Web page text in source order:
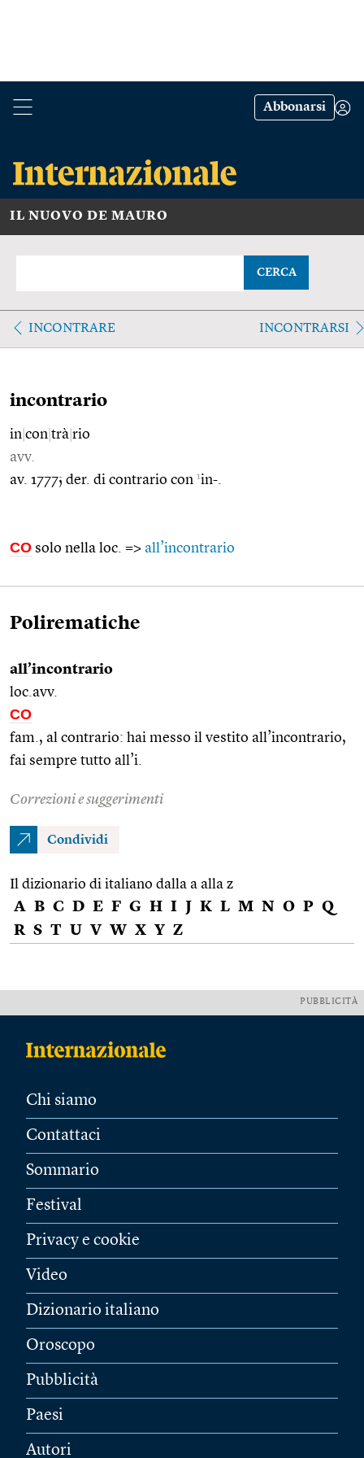
Abbonarsi
IL NUOVO DE MAURO
CERCA
INCONTRARE INCONTRARSI
incontrario
in con trà rio
avv.
av. 1777; der. di contrario con 1in-.
CO solo nella loc. => all’incontrario
Polirematiche
all’incontrario
loc.avv.
CO
fam., al contrario: hai messo il vestito all’incontrario,
fai sempre tutto all’i.
Correzioni e suggerimenti
Condividi
Il dizionario di italiano dalla a alla z
A B C D E F G H I J K L M N O P Q
R S T U V W X Y Z
PUBBLICITÀ
Chi siamo
Contattaci
Sommario
Festival
Privacy e cookie
Video
Dizionario italiano
Oroscopo
Pubblicità
Paesi
Autori